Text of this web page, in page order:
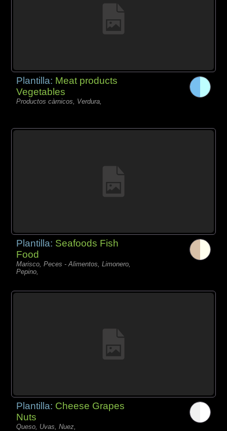
Plantilla: Meat products
Vegetables
Productos càrnicos, Verdura,
Plantilla: Seafoods Fish
Food
Marisco, Peces - Alimentos, Limonero,
Pepino,
Plantilla: Cheese Grapes
Nuts
Queso, Uvas, Nuez,